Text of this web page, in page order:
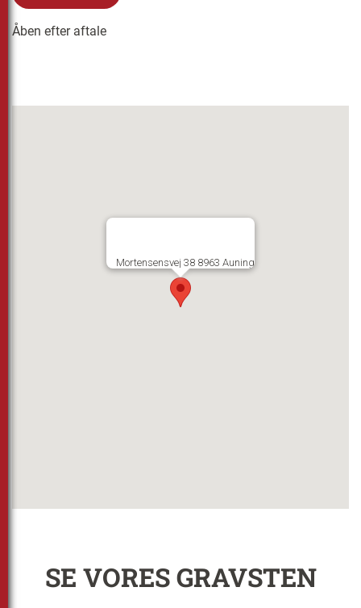
Åben efter aftale
Mortensensvej 38 8963 Auning
SE VORES GRAVSTEN